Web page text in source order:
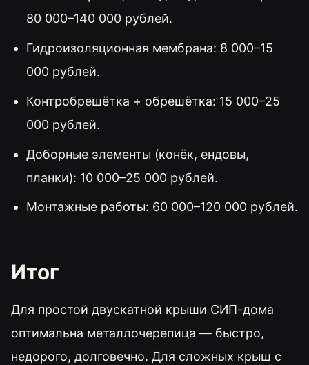
80 000–140 000 рублей.
Гидроизоляционная мембрана: 8 000–15
000 рублей.
Контробрешётка + обрешётка: 15 000–25
000 рублей.
Доборные элементы (конёк, ендовы,
планки): 10 000–25 000 рублей.
Монтажные работы: 60 000–120 000 рублей.
Итог
Для простой двускатной крыши СИП-дома
оптимальна металлочерепица — быстро,
недорого, долговечно. Для сложных крыш с